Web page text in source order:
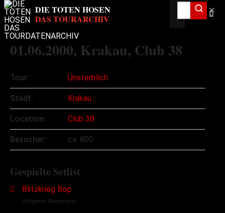
✕
01.06.2000, Krakau, Club 38
Tour: Unsterblich
Stadt: Krakau
Location: Club 38
Besucher: ca. 800
Gespielte Setlist
Blitzkrieg Bop
(Original: Ramones)